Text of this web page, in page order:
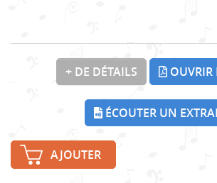
+ DE DÉTAILS OUVRIR
ÉCOUTER UN
AJOUTER